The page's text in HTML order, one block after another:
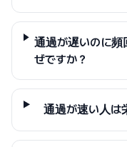
通過が遅いのに頻
ぜですか？
通過が速い人は